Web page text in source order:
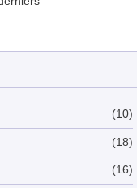
(10)
(18)
(16)